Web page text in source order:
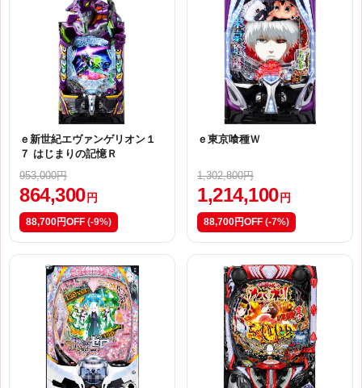
ｅ新世紀エヴァンゲリオン１
７ はじまりの記憶Ｒ
953,000円
864,300 円
88,700円OFF (-9%)
ｅ東京喰種Ｗ
1,302,800円
1,214,100 円
88,700円OFF (-7%)